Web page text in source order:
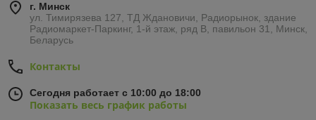
г. Минск
ул. Тимирязева 127, ТД Ждановичи, Радиорынок, здание
Радиомаркет-Паркинг, 1-й этаж, ряд В, павильон 31, Минск,
Беларусь
Контакты
Сегодня работает с 10:00 до 18:00
Показать весь график работы